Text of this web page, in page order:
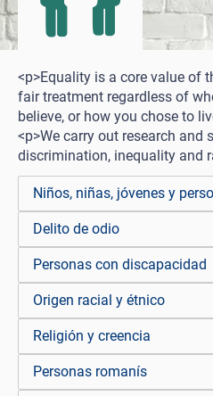
<p>Equality is a core value of
fair treatment regardless of
believe, or how you chose to
<p>We carry out research and
discrimination, inequality and
Niños, niñas, jóvenes y
Delito de odio
Personas con discapacidad
Origen racial y étnico
Religión y creencia
Personas romanís